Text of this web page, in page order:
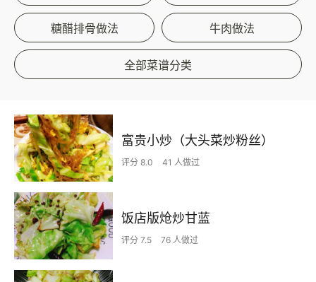
糖醋排骨做法 牛肉做法
全部菜谱分类
富贵小炒（大头菜炒粉丝）
评分 8.0 41 人做过
饭店版炝炒甘蓝
评分 7.5 76 人做过